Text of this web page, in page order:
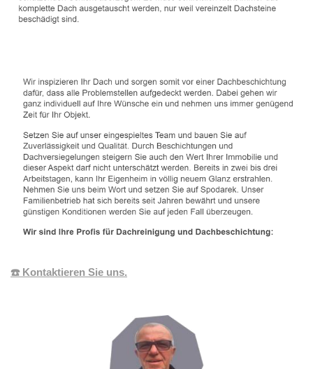
☎️ Kontaktieren Sie uns.